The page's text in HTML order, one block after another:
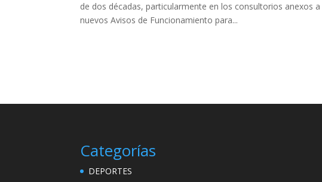
de dos décadas, particularmente en los consultorios anexos
nuevos Avisos de Funcionamiento para...
Categorías
DEPORTES